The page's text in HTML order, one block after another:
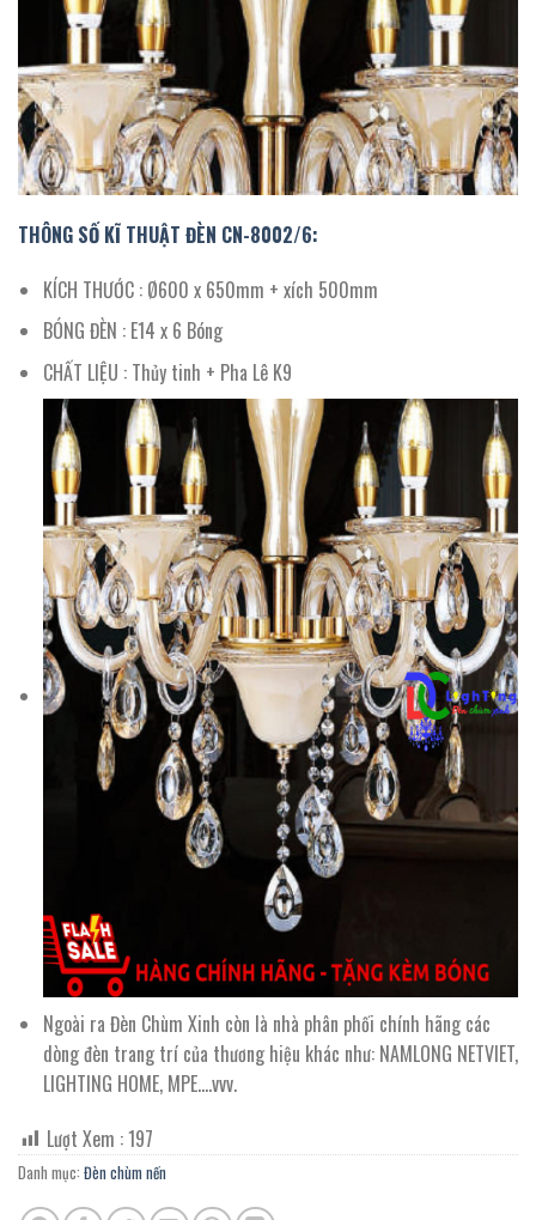
THÔNG SỐ KĨ THUẬT ĐÈN CN-8002/6:
KÍCH THƯỚC : Ø600 x 650mm + xích 500mm
BÓNG ĐÈN : E14 x 6 Bóng
CHẤT LIỆU : Thủy tinh + Pha Lê K9
Ngoài ra Đèn Chùm Xinh còn là nhà phân phối chính hãng các
dòng đèn trang trí của thương hiệu khác như: NAMLONG NETVIET,
LIGHTING HOME, MPE….vvv.
Lượt Xem :197
Danh mục: Đèn chùm nến